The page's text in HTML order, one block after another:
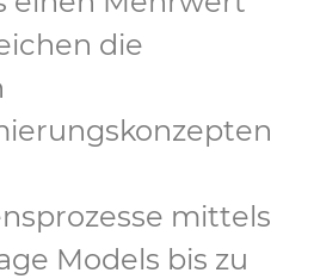
die
mittels
Models bis zu